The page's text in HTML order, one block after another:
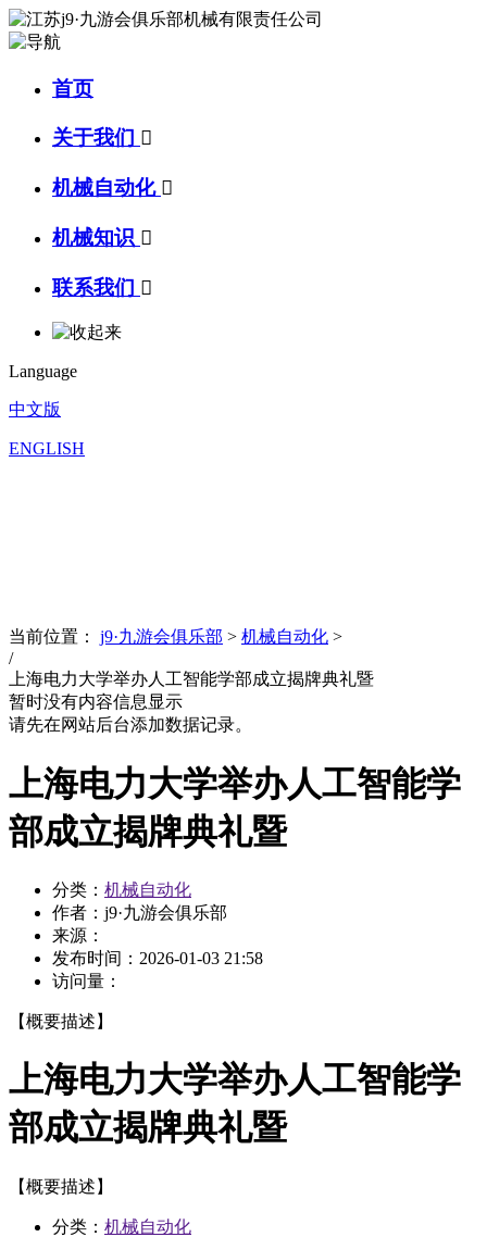
首页
关于我们 
机械自动化 
机械知识 
联系我们 
Language
中文版
ENGLISH
当前位置： j9·九游会俱乐部 > 机械自动化 >
/
上海电力大学举办人工智能学部成立揭牌典礼暨
暂时没有内容信息显示
请先在网站后台添加数据记录。
上海电力大学举办人工智能学
部成立揭牌典礼暨
分类： 机械自动化
作者：j9·九游会俱乐部
来源：
发布时间： 2026-01-03 21:58
访问量：
【概要描述】
上海电力大学举办人工智能学
部成立揭牌典礼暨
【概要描述】
分类： 机械自动化